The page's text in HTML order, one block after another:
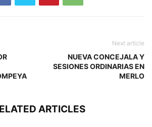
Next article
NUEVA CONCEJALA Y
SESIONES ORDINARIAS EN
MERLO
ARTICLES